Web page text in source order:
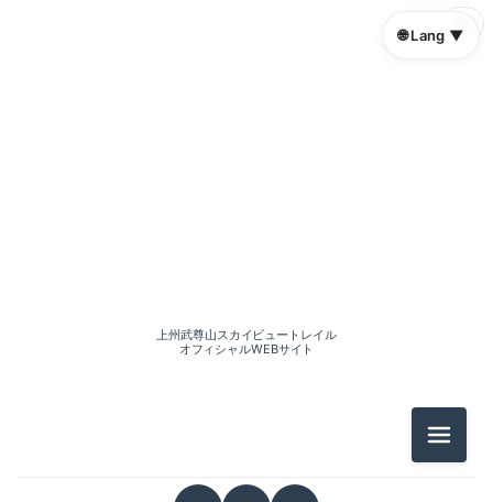
2026-05（2）
2026-02（1）
上州武尊山スカイビュートレイル
オフィシャルWEBサイト
メニュ
🌐
🌐 Lang ▼